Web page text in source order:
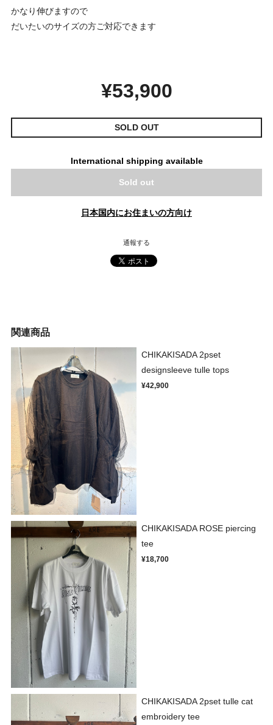
かなり伸びますので
だいたいのサイズの方ご対応できます
¥53,900
SOLD OUT
International shipping available
Sold out
日本国内にお住まいの方向け
通報する
関連商品
CHIKAKISADA 2pset
designsleeve tulle tops
¥42,900
CHIKAKISADA ROSE piercing
tee
¥18,700
CHIKAKISADA 2pset tulle cat
embroidery tee